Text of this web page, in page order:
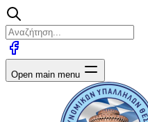
Open main menu